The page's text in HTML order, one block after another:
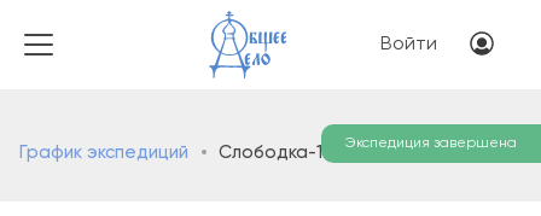
Меню
Войти
График экспедиций Слободка-1 2025
Экспедиция завершена